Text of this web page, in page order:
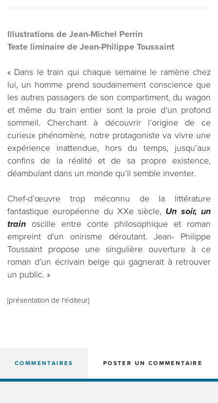
Illustrations de Jean-Michel Perrin
Texte liminaire de Jean-Philippe Toussaint
« Dans le train qui chaque semaine le ramène chez
lui, un homme prend soudainement conscience que
les autres passagers de son compartiment, du wagon
et même du train entier sont la proie d’un profond
sommeil. Cherchant à découvrir l’origine de ce
curieux phénomène, notre protagoniste va vivre une
expérience inattendue, hors du temps, jusqu’aux
confins de la réalité et de sa propre existence,
déambulant dans un monde qu’il semble inventer.
Chef-d’œuvre trop méconnu de la littérature
fantastique européenne du XXe siècle, Un soir, un
train oscille entre conte philosophique et roman
empreint d’un onirisme déroutant. Jean- Philippe
Toussaint propose une singulière ouverture à ce
roman d’un écrivain belge qui gagnerait à retrouver
un public. »
[présentation de l'éditeur]
COMMENTAIRES POSTER UN COMMENTAIRE